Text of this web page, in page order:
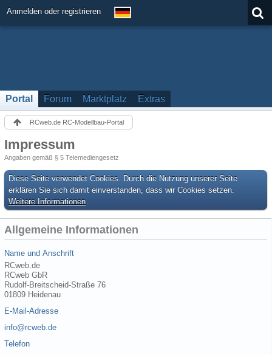
Anmelden oder registrieren
Portal Forum Marktplatz Extras
RCweb.de RC-Modellbau-Portal
Impressum
Angaben gemäß § 5 Telemediengesetz
Diese Seite verwendet Cookies. Durch die Nutzung unserer Seite
erklären Sie sich damit einverstanden, dass wir Cookies setzen.
Weitere Informationen
Allgemeine Informationen
Name und Anschrift
RCweb.de
RCweb GbR
Rudolf-Breitscheid-Straße 76
01809 Heidenau
E-Mail-Adresse
info@rcweb.de
Telefon